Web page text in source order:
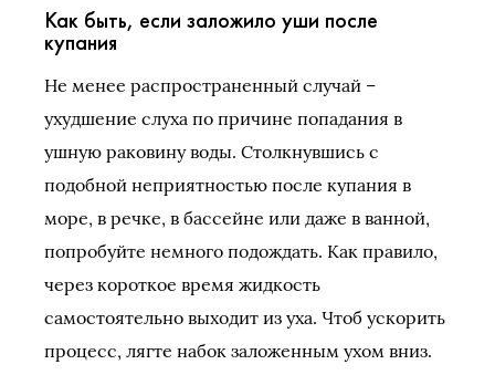
Как быть, если заложило уши после
купания
Не менее распространенный случай –
ухудшение слуха по причине попадания в
ушную раковину воды. Столкнувшись с
подобной неприятностью после купания в
море, в речке, в бассейне или даже в ванной,
попробуйте немного подождать. Как правило,
через короткое время жидкость
самостоятельно выходит из уха. Чтоб ускорить
процесс, лягте набок заложенным ухом вниз.